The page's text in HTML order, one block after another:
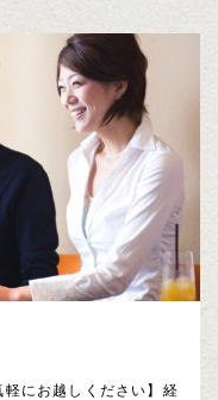
軽にお越しください】経